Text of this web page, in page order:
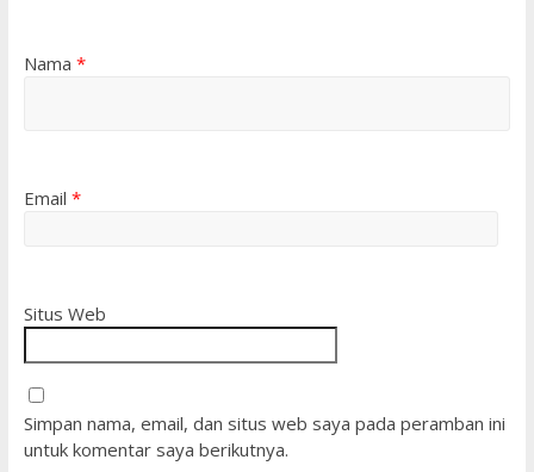
Nama *
Email *
Situs Web
Simpan nama, email, dan situs web saya pada peramban ini
untuk komentar saya berikutnya.